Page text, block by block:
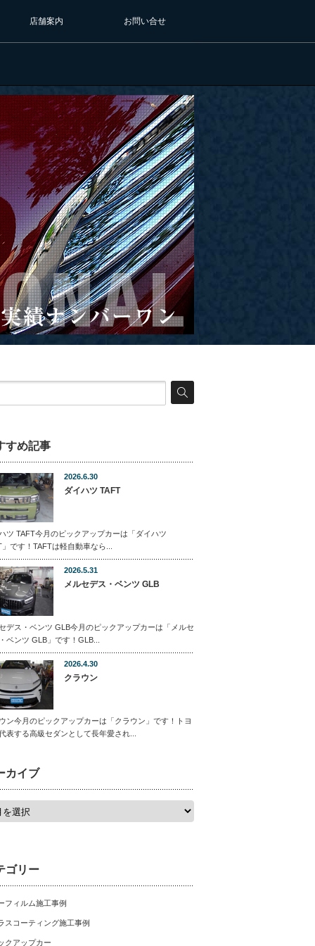
店舗案内 お問い合せ
すめ記事
2026.6.30
ダイハツ TAFT
ツ TAFT今月のピックアップカーは「ダイハツ
」です！TAFTは軽自動車なら...
2026.5.31
メルセデス・ベンツ GLB
デス・ベンツ GLB今月のピックアップカーは「メルセ
ベンツ GLB」です！GLB...
2026.4.30
クラウン
ン今月のピックアップカーは「クラウン」です！トヨ
表する高級セダンとして長年愛され...
カイブ
ゴリー
フィルム施工事例
スコーティング施工事例
クアップカー